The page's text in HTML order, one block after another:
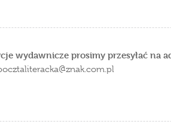
wydawnicze prosimy przesyłać na
znak.com.pl